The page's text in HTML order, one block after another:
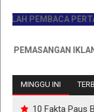
PEMBACA PERTAMA
IKLAN
MINGGU INI
10 Fakta Paus